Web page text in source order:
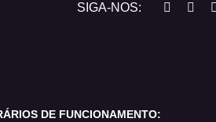
SIGA-NOS:
DE FUNCIONAMENTO: